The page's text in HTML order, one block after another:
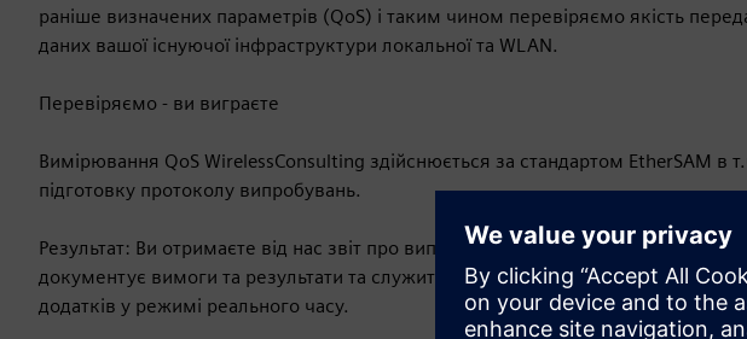
раніше визначених параметрів (QoS) і таким чином перевіряємо якість
даних вашої існуючої інфраструктури локальної та WLAN.
Перевіряємо - ви виграєте
Вимірювання QoS WirelessConsulting здійснюється за стандартом EtherSAM в
підготовку протоколу випробувань.
Результат: Ви отримаєте від нас звіт про випробування, який порівнює та
документує вимоги та результати та служить основою для впровадження
додатків у режимі реального часу.